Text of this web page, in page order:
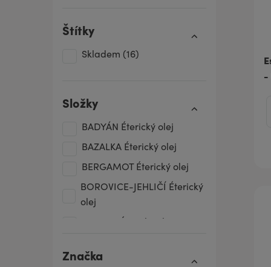
-
Štítky
(16)
Skladem
Složky
BADYÁN Éterický olej
BAZALKA Éterický olej
BERGAMOT Éterický olej
BOROVICE-JEHLIČÍ Éterický
olej
CITRON Éterický olej
ČERNÝ PEPŘ Éterický olej
Značka